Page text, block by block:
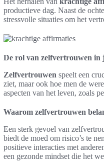
productieve dag. Naast de
stressvolle situaties om het
De rol van zelfvertrouwen in
Zelfvertrouwen speelt een
ziet, maar ook hoe men de
aspecten van het leven, zoals
Waarom zelfvertrouwen
Een sterk gevoel van
biedt de moed om risico’s te
positieve interacties met
een gezonde mindset die het